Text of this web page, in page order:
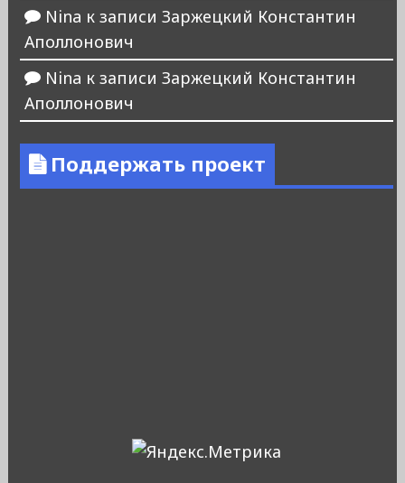
Nina к записи Заржецкий Константин
Аполлонович
Nina к записи Заржецкий Константин
Аполлонович
Поддержать проект